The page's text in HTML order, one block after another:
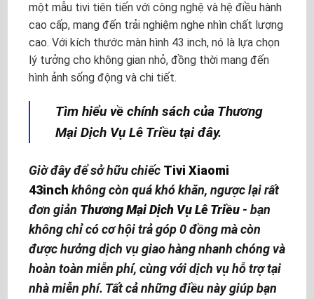
một mẫu tivi tiên tiến với công nghệ và hệ điều hành
cao cấp, mang đến trải nghiệm nghe nhìn chất lượng
cao. Với kích thước màn hình 43 inch, nó là lựa chọn
lý tưởng cho không gian nhỏ, đồng thời mang đến
hình ảnh sống động và chi tiết.
Tìm hiểu về chính sách của Thương
Mại Dịch Vụ Lê Triều tại đây.
Giờ đây để sở hữu chiếc Tivi Xiaomi
43inch không còn quá khó khăn, ngược lại rất
đơn giản Thương Mại Dịch Vụ Lê Triều- bạn
không chỉ có cơ hội trả góp 0 đồng mà còn
được hưởng dịch vụ giao hàng nhanh chóng và
hoàn toàn miễn phí, cùng với dịch vụ hỗ trợ tại
nhà miễn phí. Tất cả những điều này giúp bạn